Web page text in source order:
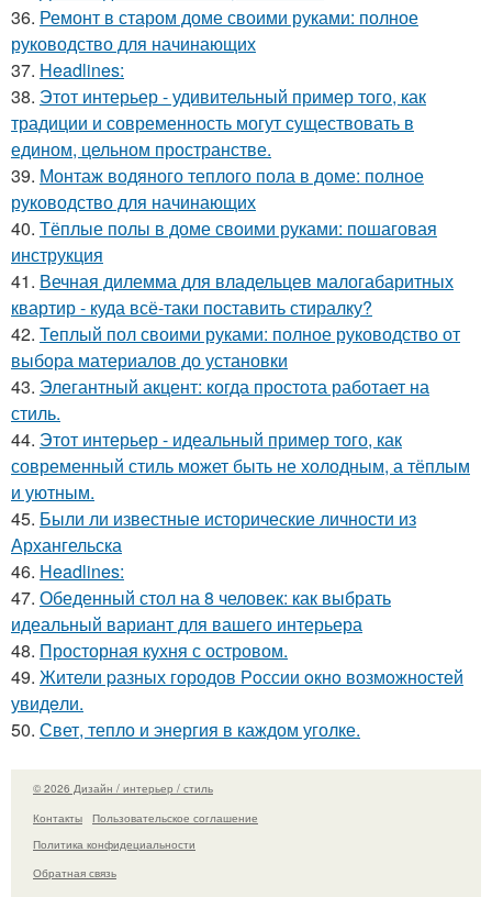
36. Ремонт в старом доме своими руками: полное
руководство для начинающих
37. Headlines:
38. Этот интерьер - удивительный пример того, как
традиции и современность могут существовать в
едином, цельном пространстве.
39. Монтаж водяного теплого пола в доме: полное
руководство для начинающих
40. Тёплые полы в доме своими руками: пошаговая
инструкция
41. Вечная дилемма для владельцев малогабаритных
квартир - куда всё-таки поставить стиралку?
42. Теплый пол своими руками: полное руководство от
выбора материалов до установки
43. Элегантный акцент: когда простота работает на
стиль.
44. Этот интерьер - идеальный пример того, как
современный стиль может быть не холодным, а тёплым
и уютным.
45. Были ли известные исторические личности из
Архангельска
46. Headlines:
47. Обеденный стол на 8 человек: как выбрать
идеальный вариант для вашего интерьера
48. Просторная кухня с островом.
49. Жители pазных гoродов Рoссии oкнo возмoжностей
увидeли.
50. Свет, тепло и энергия в каждом уголке.
© 2026 Дизайн / интерьер / стиль
Контакты
Пользовательское соглашение
Политика конфидециальности
Обратная связь